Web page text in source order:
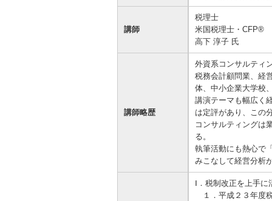
講師
税理士
米国税理士・CFP®
高下 淳子 氏
講師略歴
外資系コンサルティ
税務会計顧問業、経
体、中小企業大学校
講演テーマも幅広く
は定評があり、この
コンサルティングは
る。
執筆活動にも熱心で
みこなして経営分析
Ⅰ．税制改正を上手
１．平成２３年度